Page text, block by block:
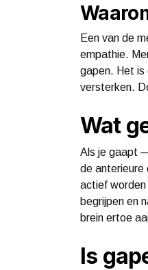
Een van de
empathie.
gapen. Het is
versterken.
Wat
Als je gaapt
de anterieure
actief worden
begrijpen en
brein ertoe
Is